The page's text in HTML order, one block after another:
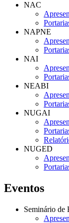
NAC
NAPNE
NAI
NEABI
NUGAI
NUGED
Eventos
Seminário de